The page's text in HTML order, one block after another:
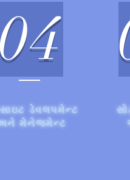
04
ડેવલપમેન્ટ
મેનેજમેન્ટ